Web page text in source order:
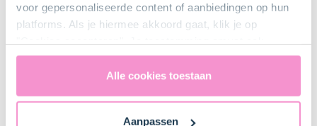
voor gepersonaliseerde content of aanbiedingen op hun
platforms. Als je hiermee akkoord gaat, klik je op
uitdrukkelijk een eventuele gegevensoverdracht naar de
Verenigde Staten in de zin van artikel 49 AVG. Raadpleeg
ons
Alle cookies toestaan
Aanpassen
Mixer met gardes
Bestel gemakkelijk en snel je bakproducten
bij ons zusje